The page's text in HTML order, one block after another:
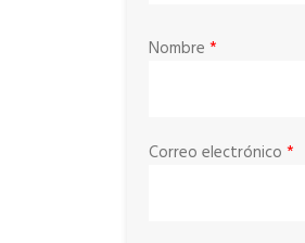
Nombre *
Correo electrónico *